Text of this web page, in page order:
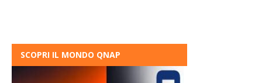
SCOPRI IL MONDO QNAP